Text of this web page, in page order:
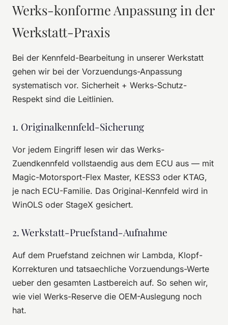
Werks-konforme Anpassung in der
Werkstatt-Praxis
Bei der Kennfeld-Bearbeitung in unserer Werkstatt
gehen wir bei der Vorzuendungs-Anpassung
systematisch vor. Sicherheit + Werks-Schutz-
Respekt sind die Leitlinien.
1. Originalkennfeld-Sicherung
Vor jedem Eingriff lesen wir das Werks-
Zuendkennfeld vollstaendig aus dem ECU aus — mit
Magic-Motorsport-Flex Master, KESS3 oder KTAG,
je nach ECU-Familie. Das Original-Kennfeld wird in
WinOLS oder StageX gesichert.
2. Werkstatt-Pruefstand-Aufnahme
Auf dem Pruefstand zeichnen wir Lambda, Klopf-
Korrekturen und tatsaechliche Vorzuendungs-Werte
ueber den gesamten Lastbereich auf. So sehen wir,
wie viel Werks-Reserve die OEM-Auslegung noch
hat.